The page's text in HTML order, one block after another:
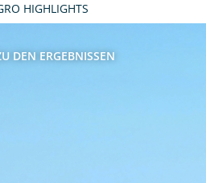
HIGHLIGHTS
DEN ERGEBNISSEN